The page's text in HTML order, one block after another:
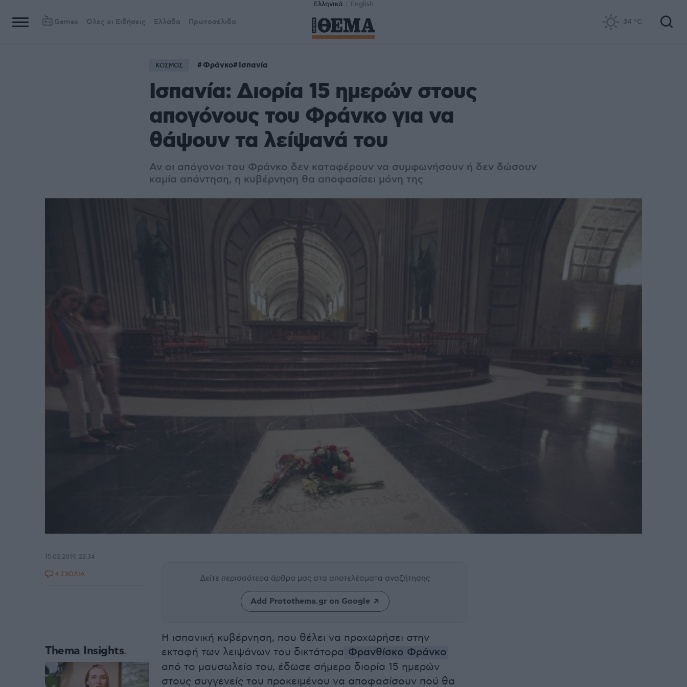
Ελληνικά English
Games Όλες οι Ειδήσεις Ελλάδα Πρωτοσέλιδα 34 °C
ΚΟΣΜΟΣ Φράνκο Ισπανία
Ισπανία: Διορία 15 ημερών στους
απογόνους του Φράνκο για να
θάψουν τα λείψανά του
Αν οι απόγονοι του Φράνκο δεν καταφέρουν να συμφωνήσουν ή δεν δώσουν
καμία απάντηση, η κυβέρνηση θα αποφασίσει μόνη της
Δείτε περισσότερα άρθρα μας στα αποτελέσματα αναζήτησης
Add Protothema.gr on Google
Η ισπανική κυβέρνηση, που θέλει να προχωρήσει στην
εκταφή των λειψάνων του δικτάτορα Φρανθίσκο Φράνκο
από το μαυσωλείο του, έδωσε σήμερα διορία 15 ημερών
στους συγγενείς του προκειμένου να αποφασίσουν πού θα
15.02.2019, 22:34
4 ΣΧΟΛΙΑ
Thema Insights